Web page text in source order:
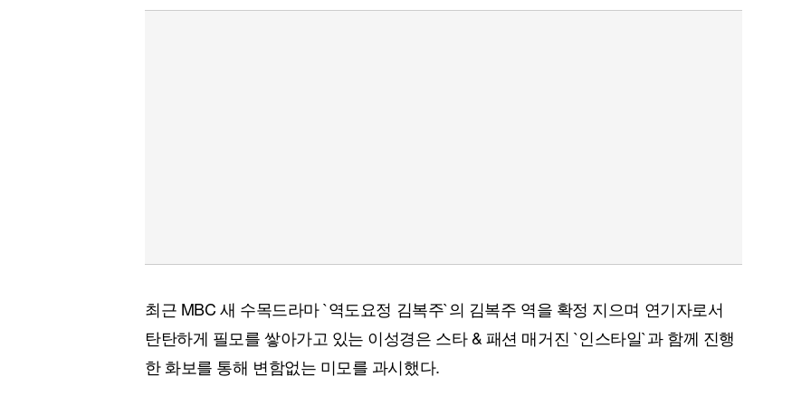
최근 MBC 새 수목드라마 `역도요정 김복주`의 김복주 역을 확정 지으며 연기자로서
탄탄하게 필모를 쌓아가고 있는 이성경은 스타 & 패션 매거진 `인스타일`과 함께 진행
한 화보를 통해 변함없는 미모를 과시했다.